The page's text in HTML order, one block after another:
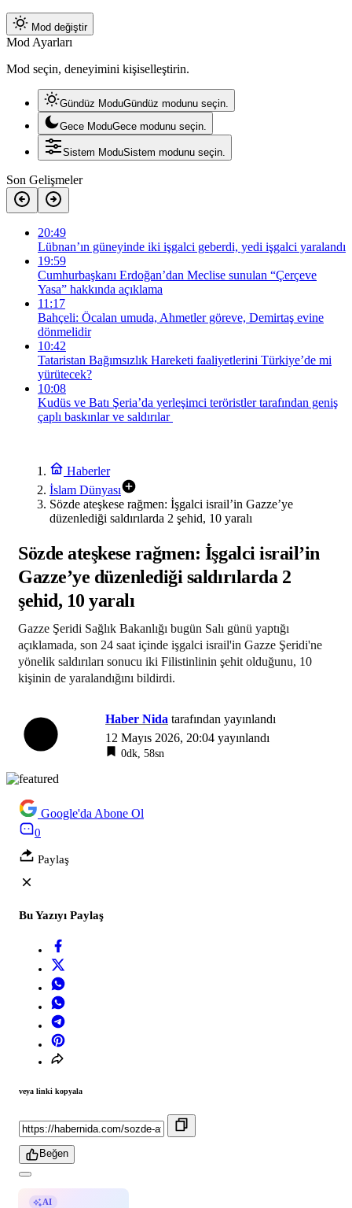
Mod değiştir
Mod Ayarları
Mod seçin, deneyimini kişiselleştirin.
Gündüz ModuGündüz modunu seçin.
Gece ModuGece modunu seçin.
Sistem ModuSistem modunu seçin.
Son Gelişmeler
20:49
Lübnan’ın güneyinde iki işgalci geberdi, yedi işgalci yaralandı
19:59
Cumhurbaşkanı Erdoğan’dan Meclise sunulan “Çerçeve
Yasa” hakkında açıklama
11:17
Bahçeli: Öcalan umuda, Ahmetler göreve, Demirtaş evine
dönmelidir
10:42
Tataristan Bağımsızlık Hareketi faaliyetlerini Türkiye’de mi
yürütecek?
10:08
Kudüs ve Batı Şeria’da yerleşimci teröristler tarafından geniş
çaplı baskınlar ve saldırılar
Haberler
İslam Dünyası
Sözde ateşkese rağmen: İşgalci israil’in Gazze’ye
düzenlediği saldırılarda 2 şehid, 10 yaralı
Sözde ateşkese rağmen: İşgalci israil’in
Gazze’ye düzenlediği saldırılarda 2
şehid, 10 yaralı
Gazze Şeridi Sağlık Bakanlığı bugün Salı günü yaptığı
açıklamada, son 24 saat içinde işgalci israil'in Gazze Şeridi'ne
yönelik saldırıları sonucu iki Filistinlinin şehit olduğunu, 10
kişinin de yaralandığını bildirdi.
Haber Nida tarafından yayınlandı
12 Mayıs 2026, 20:04 yayınlandı
0dk, 58sn
Google'da Abone Ol
0
Paylaş
Bu Yazıyı Paylaş
veya linki kopyala
Beğen
AI